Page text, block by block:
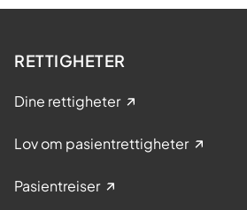
RETTIGHETER
Dine rettigheter
Lov om pasientrettigheter
Pasientreiser